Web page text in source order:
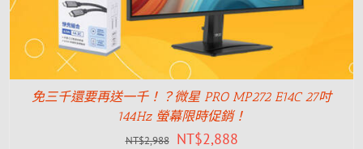
免三千還要再送一千！？微星 PRO MP272 E14C 27吋
144Hz 螢幕限時促銷！
NT$2,988 NT$2,888